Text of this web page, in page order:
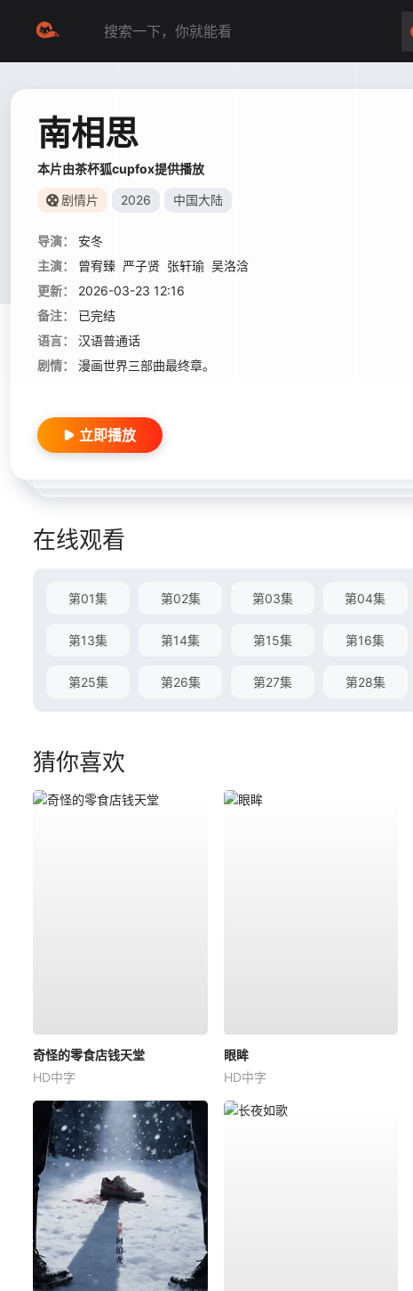
南相思
本片由茶杯狐cupfox提供播放
剧情片 2026 中国大陆
导演：
安冬
主演：
曾宥臻 严子贤 张轩瑜 吴洛浛
更新：
2026-03-23 12:16
备注：
已完结
语言：
汉语普通话
剧情：
漫画世界三部曲最终章。
立即播放
在线观看
第01集 第02集 第03集 第04集
第13集 第14集 第15集 第16集
第25集 第26集 第27集 第28集
猜你喜欢
奇怪的零食店钱天堂
HD中字
眼眸
HD中字